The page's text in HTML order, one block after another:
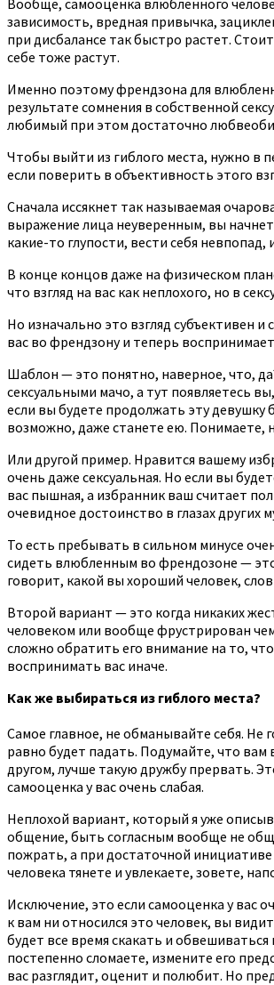
зависимость, вредная привычка,
при дисбалансе так быстро растет.
себе тоже растут.
Именно поэтому френдзона для
результате сомнения в собственной
любимый при этом достаточно
Чтобы выйти из гиблого места, нужно в
если поверить в объективность этого
Сначала иссякнет так называемая
выражение лица неуверенным, вы
какие-то глупости, вести себя
В конце концов даже на физическом
что взгляд на вас как неплохого, но в
Но изначально это взгляд субъективен
вас во френдзону и теперь
Шаблон — это понятно, наверное, что,
сексуальными мачо, а тут появляетесь
если вы будете продолжать эту девушку
возможно, даже станете ею. Понимаете,
Или другой пример. Нравится вашему
очень даже сексуальная. Но если вы
вас пышная, а избранник ваш считает
очевидное достоинство в глазах
То есть пребывать в сильном минусе
сидеть влюбленным во френдозоне —
говорит, какой вы хороший человек,
Второй вариант — это когда никаких
человеком или вообще фрустрирован
сложно обратить его внимание на то,
воспринимать вас иначе.
Как же выбираться из гиблого места?
Самое главное, не обманывайте себя. Не
равно будет падать. Подумайте, что
другом, лучше такую дружбу прервать.
самооценка у вас очень слабая.
Неплохой вариант, который я уже
общение, быть согласным вообще не
пожрать, а при достаточной
человека тянете и увлекаете, зовете,
Исключение, это если самооценка у вас
к вам ни относился это человек, вы
будет все время скакать и
постепенно сломаете, измените его
вас разглядит, оценит и полюбит. Но